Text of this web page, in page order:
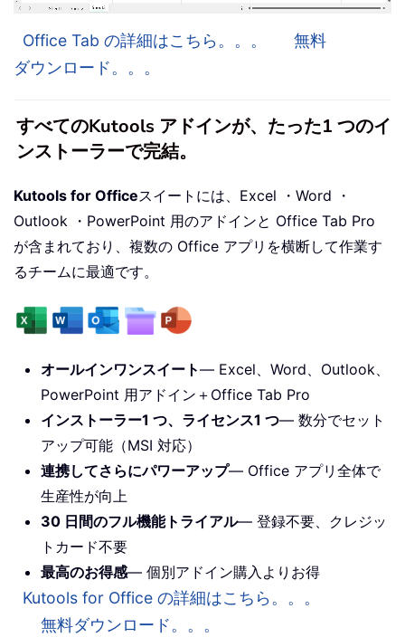
Office Tab の詳細はこちら。。。
無料
ダウンロード。。。
すべてのKutools アドインが、たった1 つのイ
ンストーラーで完結。
Kutools for Officeスイートには、Excel ・Word ・
Outlook ・PowerPoint 用のアドインと Office Tab Pro
が含まれており、複数の Office アプリを横断して作業す
るチームに最適です。
オールインワンスイート— Excel、Word、Outlook、
PowerPoint 用アドイン＋Office Tab Pro
インストーラー1 つ、ライセンス1 つ— 数分でセット
アップ可能（MSI 対応）
連携してさらにパワーアップ— Office アプリ全体で
生産性が向上
30 日間のフル機能トライアル— 登録不要、クレジッ
トカード不要
最高のお得感— 個別アドイン購入よりお得
Kutools for Office の詳細はこちら。。。
無料ダウンロード。。。